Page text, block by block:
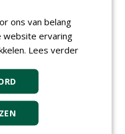
ons van belang
website ervaring
Lees verder